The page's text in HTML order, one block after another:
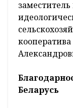
Беларусь